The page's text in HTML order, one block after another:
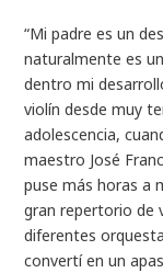
“Mi padre es un
naturalmente es
dentro mi
violín desde muy
adolescencia,
maestro José
puse más horas a
gran repertorio de
diferentes
convertí en un